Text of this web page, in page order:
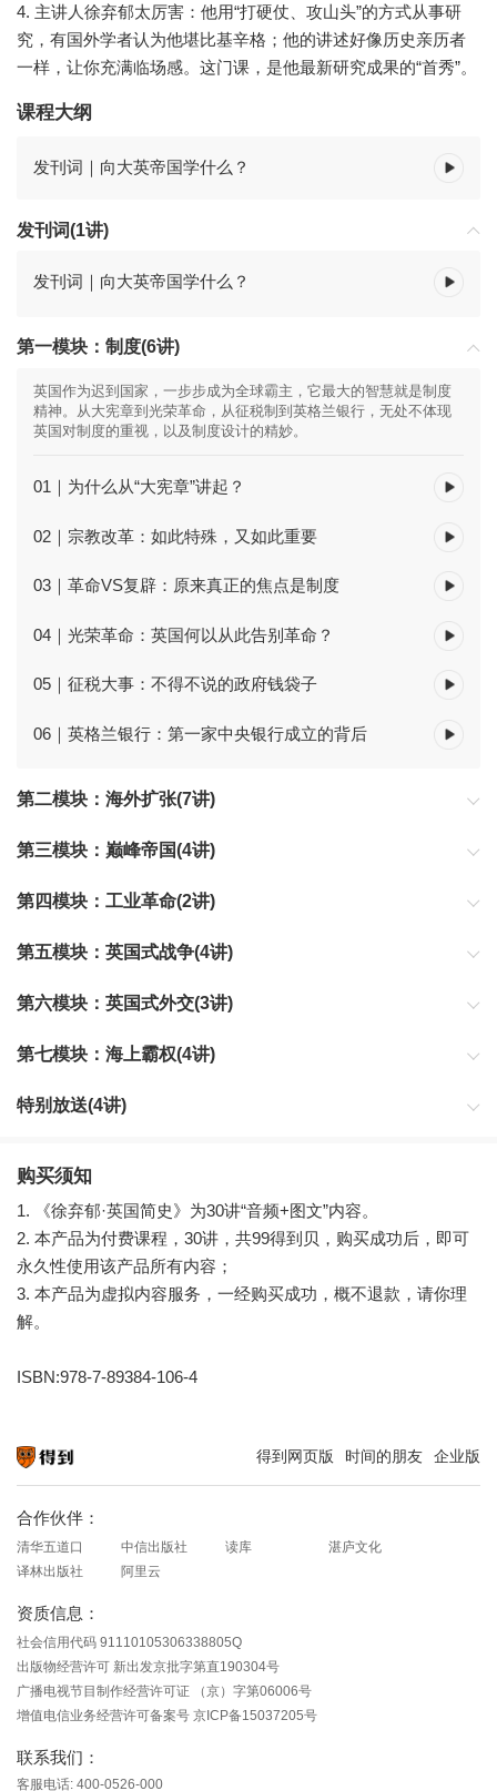
4. 主讲人徐弃郁太厉害：他用“打硬仗、攻山头”的方式从事研
究，有国外学者认为他堪比基辛格；他的讲述好像历史亲历者
一样，让你充满临场感。这门课，是他最新研究成果的“首秀”。
课程大纲
发刊词｜向大英帝国学什么？
发刊词(1讲)
发刊词｜向大英帝国学什么？
第一模块：制度(6讲)
英国作为迟到国家，一步步成为全球霸主，它最大的智慧就是制度
精神。从大宪章到光荣革命，从征税制到英格兰银行，无处不体现
英国对制度的重视，以及制度设计的精妙。
01｜为什么从“大宪章”讲起？
02｜宗教改革：如此特殊，又如此重要
03｜革命VS复辟：原来真正的焦点是制度
04｜光荣革命：英国何以从此告别革命？
05｜征税大事：不得不说的政府钱袋子
06｜英格兰银行：第一家中央银行成立的背后
第二模块：海外扩张(7讲)
英国在没有先发优势的情况下，如何一步步扩张自己的版图？这一
模块将为你剖析大三角贸易、北美殖民地、东印度公司等英国海外
第三模块：巅峰帝国(4讲)
当大英帝国站上世界的中心，它是如何维护自己的优势，又是如何
管理远超自己能力范围的疆域？这一模块将为你剖析英国背后的心
第四模块：工业革命(2讲)
我们对工业革命有非常多的误读，最主要的就是错把它当成一次技
术革命。那到底工业革命对英国的影响是什么？它为什么会爆发？
第五模块：英国式战争(4讲)
英国和世界上绝大多数国家都打过战，关键是几乎还从来没有失败
过。这一模块将通过英荷战争、七年战争、拿破仑战争，为你剖析
第六模块：英国式外交(3讲)
英国式外交堪称现代外交的典范。为什么它能够轻松自如地游走在
国际政治舞台之上？这一模块将为你深刻剖析教科书级的大国外
第七模块：海上霸权(4讲)
英国的海军堪称王牌海军，是日不落帝国影响全球的杀手锏。为什
么它能拥有海上霸权？凭什么它能碾压各路强敌？这一模块将为你
特别放送(4讲)
书单，以及学习委员商游制作的8张框架级思维导图，帮助你更好地
学习这门课程。
购买须知
1. 《徐弃郁·英国简史》为30讲“音频+图文”内容。
2. 本产品为付费课程，30讲，共99得到贝，购买成功后，即可
永久性使用该产品所有内容；
3. 本产品为虚拟内容服务，一经购买成功，概不退款，请你理
解。
ISBN:978-7-89384-106-4
得到网页版 时间的朋友 企业版
合作伙伴：
清华五道口 中信出版社 读库
湛庐文化
译林出版社
阿里云
资质信息：
社会信用代码 91110105306338805Q
出版物经营许可 新出发京批字第直190304号
广播电视节目制作经营许可证 （京）字第06006号
增值电信业务经营许可备案号 京ICP备15037205号
联系我们：
客服电话: 400-0526-000